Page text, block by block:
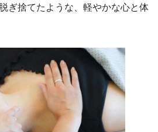
ぎ捨てたような、軽やかな心と体